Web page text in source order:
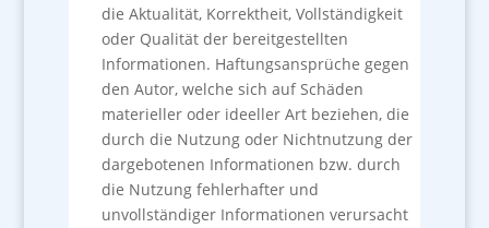
die Aktualität, Korrektheit, Vollständigkeit
oder Qualität der bereitgestellten
Informationen. Haftungsansprüche gegen
den Autor, welche sich auf Schäden
materieller oder ideeller Art beziehen, die
durch die Nutzung oder Nichtnutzung der
dargebotenen Informationen bzw. durch
die Nutzung fehlerhafter und
unvollständiger Informationen verursacht